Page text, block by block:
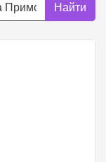
Найти